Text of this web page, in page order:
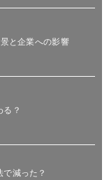
と企業への影響
？
減った？